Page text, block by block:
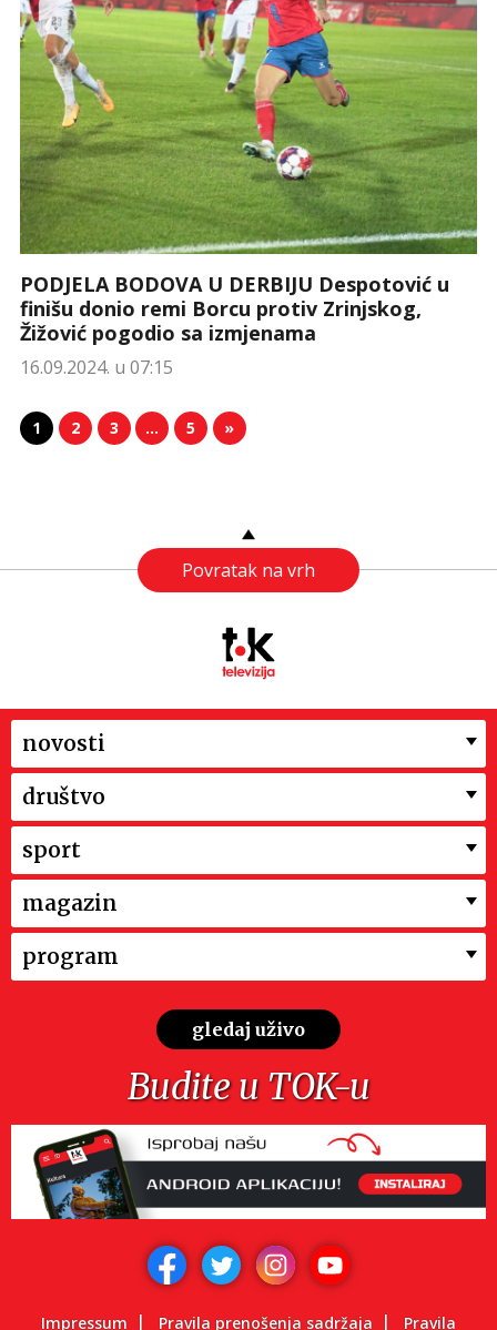
PODJELA BODOVA U DERBIJU Despotović u
finišu donio remi Borcu protiv Zrinjskog,
Žižović pogodio sa izmjenama
16.09.2024. u 07:15
1 2 3 … 5 »
Povratak na vrh
novosti
društvo
sport
magazin
program
gledaj uživo
Budite u TOK-u
Impressum Pravila prenošenja sadržaja Pravila